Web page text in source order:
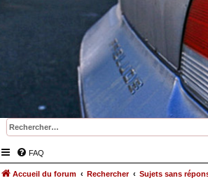
FAQ
Accueil du forum Rechercher Sujets sans